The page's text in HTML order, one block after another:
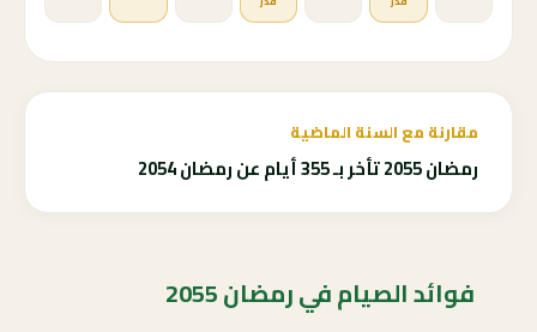
مقارنة مع السنة الماضية
رمضان 2055 تأخر بـ 355 أيام عن رمضان 2054
فوائد الصيام في رمضان 2055